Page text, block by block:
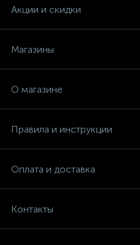
Акции и скидки
Магазины
О магазине
Правила и инструкции
Оплата и доставка
Контакты